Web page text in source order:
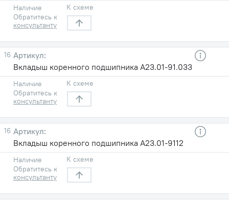
Наличие
Обратитесь к
консультанту
К схеме
16
Вкладыш коренного подшипника А23.01-91.033
Наличие
Обратитесь к
консультанту
К схеме
16
Вкладыш коренного подшипника А23.01-9112
Наличие
Обратитесь к
консультанту
К схеме